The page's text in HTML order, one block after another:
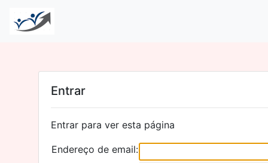
Entrar
Entrar para ver esta página
Endereço de email: